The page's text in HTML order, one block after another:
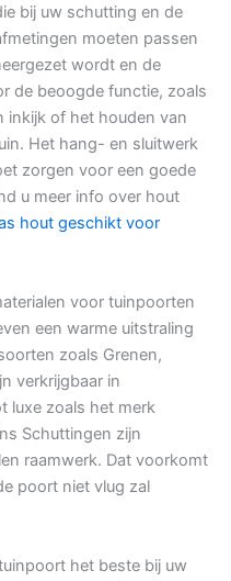
bij uw schutting en de
moeten passen
wordt en de
de beoogde functie, zoals
inkijk of het houden van
Het hang- en sluitwerk
zorgen voor een goede
u meer info over hout
hout geschikt voor
voor tuinpoorten
een warme uitstraling
zoals Grenen,
verkrijgbaar in
luxe zoals het merk
Schuttingen zijn
raamwerk. Dat voorkomt
poort niet vlug zal
het beste bij uw